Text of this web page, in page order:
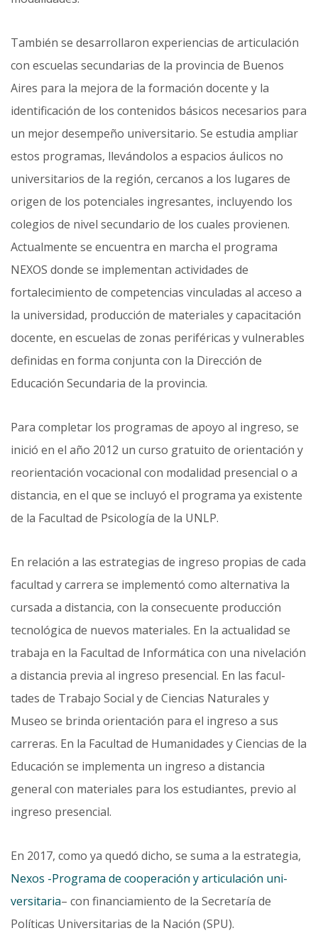
También se desarrollaron experiencias de articulación
con escuelas secundarias de la provincia de Buenos
Aires para la mejora de la formación docente y la
identificación de los contenidos básicos necesarios para
un mejor desempeño universitario. Se estudia ampliar
estos programas, llevándolos a espacios áulicos no
univer­sitarios de la región, cercanos a los lugares de
origen de los potenciales ingresantes, incluyendo los
colegios de nivel secundario de los cuales provienen.
Actualmente se encuentra en marcha el programa
NEXOS donde se implementan actividades de
fortalecimiento de competencias vinculadas al acceso a
la universidad, produc­ción de materiales y capacitación
docente, en escuelas de zonas periféricas y vulnerables
definidas en forma conjunta con la Dirección de
Educación Secundaria de la provincia.
Para completar los programas de apoyo al ingreso, se
inició en el año 2012 un curso gratuito de orientación y
reorientación vocacional con modalidad presencial o a
distancia, en el que se incluyó el programa ya existente
de la Facultad de Psicología de la UNLP.
En relación a las estrategias de ingreso propias de cada
facultad y carrera se implementó como alternativa la
cursada a distancia, con la consecuente producción
tecnológica de nuevos materiales. En la actualidad se
trabaja en la Facultad de Informática con una nivelación
a distancia previa al ingreso presencial. En las facul­
tades de Trabajo Social y de Ciencias Naturales y
Museo se brinda orientación para el ingreso a sus
carreras. En la Facultad de Humanidades y Ciencias de la
Educación se implementa un ingreso a distancia
general con materiales para los estudiantes, previo al
ingreso presencial.
En 2017, como ya quedó dicho, se suma a la estrategia,
Nexos -Programa de cooperación y articulación uni­
versitaria– con financiamiento de la Secretaría de
Políticas Universitarias de la Nación (SPU).